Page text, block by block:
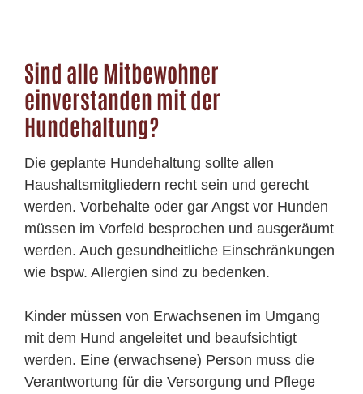
Sind alle Mitbewohner
einverstanden mit der
Hundehaltung?
Die geplante Hundehaltung sollte allen
Haushaltsmitgliedern recht sein und gerecht
werden. Vorbehalte oder gar Angst vor Hunden
müssen im Vorfeld besprochen und ausgeräumt
werden. Auch gesundheitliche Einschränkungen
wie bspw. Allergien sind zu bedenken.
Kinder müssen von Erwachsenen im Umgang
mit dem Hund angeleitet und beaufsichtigt
werden. Eine (erwachsene) Person muss die
Verantwortung für die Versorgung und Pflege